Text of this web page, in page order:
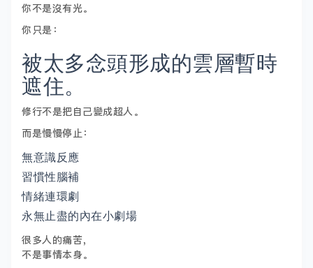
你不是沒有光。
你只是：
被太多念頭形成的雲層暫時
遮住。
修行不是把自己變成超人。
而是慢慢停止：
無意識反應
習慣性腦補
情緒連環劇
永無止盡的內在小劇場
很多人的痛苦，
不是事情本身。